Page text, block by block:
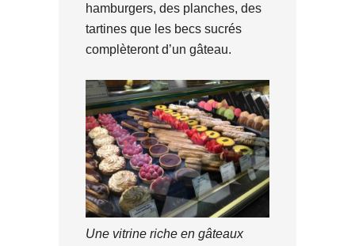
hamburgers, des planches, des
tartines que les becs sucrés
complèteront d’un gâteau.
Une vitrine riche en gâteaux